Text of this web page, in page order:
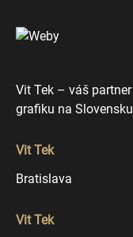
Vit Tek – váš
grafiku na
Vit Tek
Bratislava
Vit Tek